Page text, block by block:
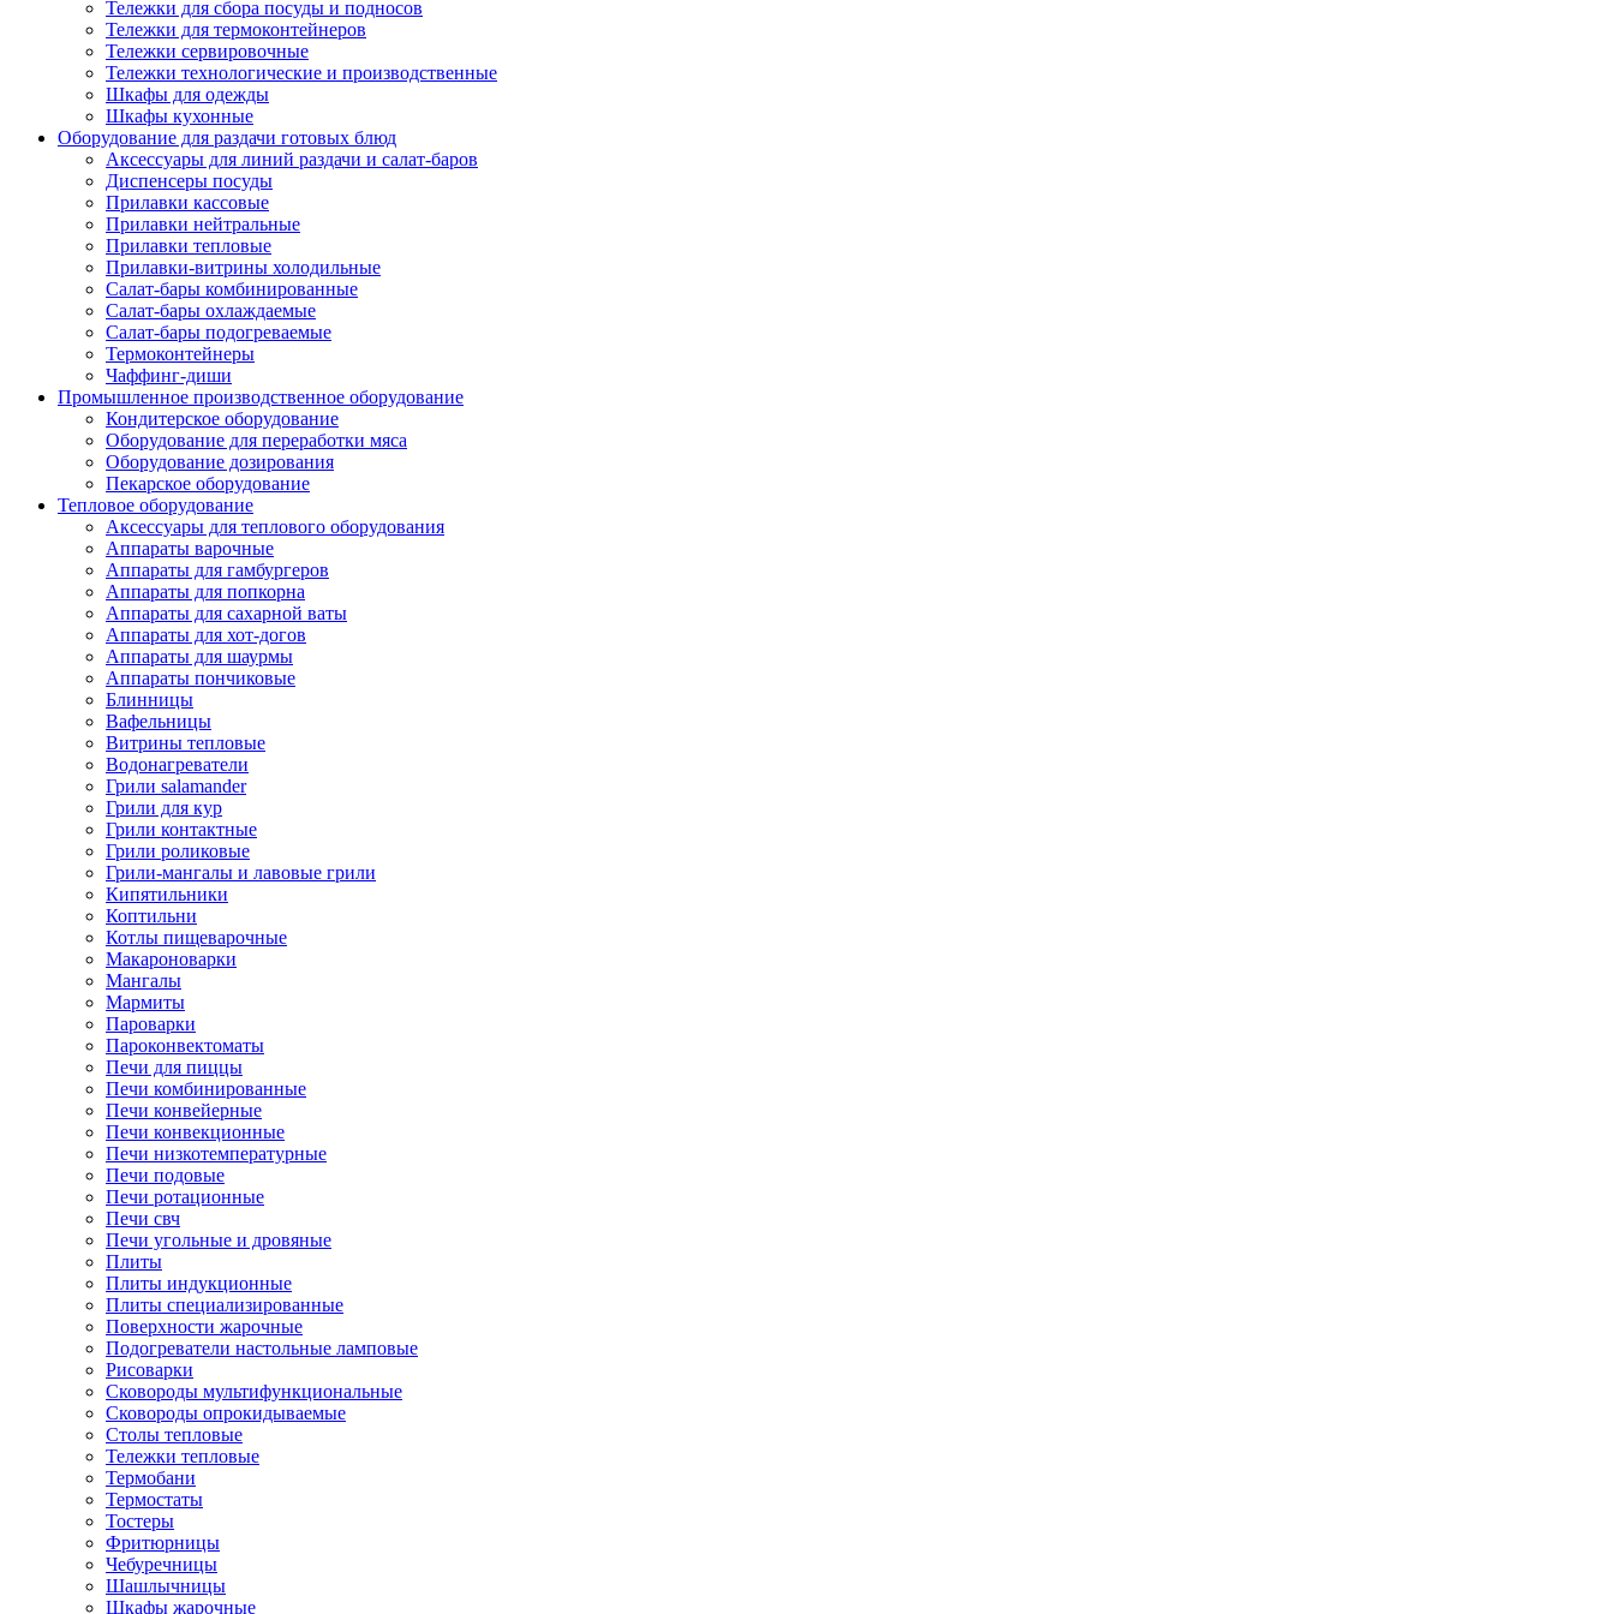
Тележки для сбора посуды и подносов
Тележки для термоконтейнеров
Тележки сервировочные
Тележки технологические и производственные
Шкафы для одежды
Шкафы кухонные
Оборудование для раздачи готовых блюд
Аксессуары для линий раздачи и салат-баров
Диспенсеры посуды
Прилавки кассовые
Прилавки нейтральные
Прилавки тепловые
Прилавки-витрины холодильные
Салат-бары комбинированные
Салат-бары охлаждаемые
Салат-бары подогреваемые
Термоконтейнеры
Чаффинг-диши
Промышленное производственное оборудование
Кондитерское оборудование
Оборудование для переработки мяса
Оборудование дозирования
Пекарское оборудование
Тепловое оборудование
Аксессуары для теплового оборудования
Аппараты варочные
Аппараты для гамбургеров
Аппараты для попкорна
Аппараты для сахарной ваты
Аппараты для хот-догов
Аппараты для шаурмы
Аппараты пончиковые
Блинницы
Вафельницы
Витрины тепловые
Водонагреватели
Грили salamander
Грили для кур
Грили контактные
Грили роликовые
Грили-мангалы и лавовые грили
Кипятильники
Коптильни
Котлы пищеварочные
Макароноварки
Мангалы
Мармиты
Пароварки
Пароконвектоматы
Печи для пиццы
Печи комбинированные
Печи конвейерные
Печи конвекционные
Печи низкотемпературные
Печи подовые
Печи ротационные
Печи свч
Печи угольные и дровяные
Плиты
Плиты индукционные
Плиты специализированные
Поверхности жарочные
Подогреватели настольные ламповые
Рисоварки
Сковороды мультифункциональные
Сковороды опрокидываемые
Столы тепловые
Тележки тепловые
Термобани
Термостаты
Тостеры
Фритюрницы
Чебуречницы
Шашлычницы
Шкафы жарочные